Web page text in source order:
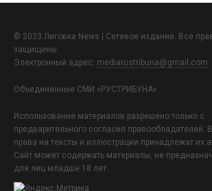
© 2023 Лиговка News | Сетевое издание. Все
защищены.
Электронный адрес: mediarustribuna@gmail.com
Объединенные СМИ «РУСТРИБУНА»
Использование материалов разрешено только с
предварительного согласия правообладателей.
права на тексты и иллюстрации принадлежат их
Сайт может содержать материалы, не
для лиц младше 18 лет.